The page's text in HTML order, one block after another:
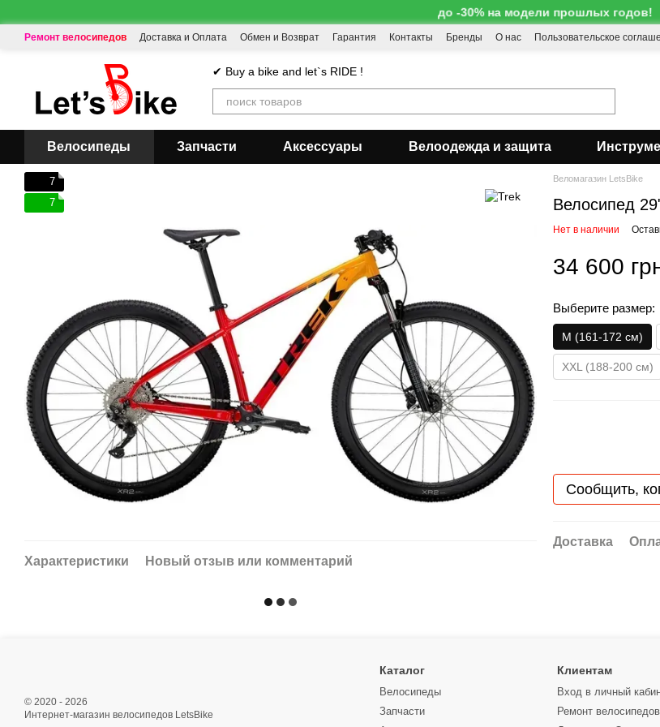
до -30% на модели прошлых годов!
Ремонт велосипедов Доставка и Оплата Обмен и Возврат Гарантия Контакты Бренды О нас Пользовательское
✔ Buy a bike and let`s RIDE !
Велосипеды Запчасти Аксессуары Велоодежда и защита
7
7
Характеристики Новый отзыв или комментарий
Веломагазин LetsBike
Велосипед
Нет в наличии
34 600
Выберите размер:
M (161-172 см)
XXL (188-200 см)
Сообщить,
Доставка
© 2020 - 2026
Интернет-магазин велосипедов LetsBike
Каталог
Велосипеды
Запчасти
Клиентам
Вход в личный
Ремонт велосипедов